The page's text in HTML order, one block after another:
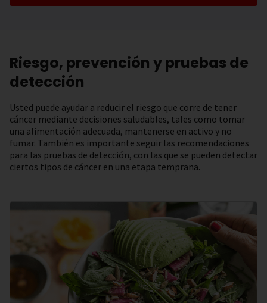
Riesgo, prevención y pruebas de
detección
Usted puede ayudar a reducir el riesgo que corre de tener
cáncer mediante decisiones saludables, tales como tomar
una alimentación adecuada, mantenerse en activo y no
fumar. También es importante seguir las recomendaciones
para las pruebas de detección, con las que se pueden detectar
ciertos tipos de cáncer en una etapa temprana.